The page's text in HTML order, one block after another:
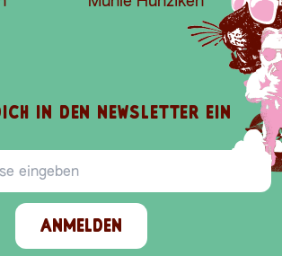
IN DEN NEWSLETTER EIN
ANMELDEN